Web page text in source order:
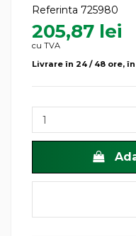
Referinta 725980
205,87 lei
cu TVA
Livrare în 24 / 48 ore,